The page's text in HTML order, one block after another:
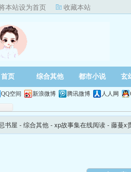
本站设为首页 收藏本站
首页 综合其他 都市小说 玄
QQ空间 新浪微博 腾讯微博 人人网
书屋 - 综合其他 - xp故事集在线阅读 - 藤蔓x